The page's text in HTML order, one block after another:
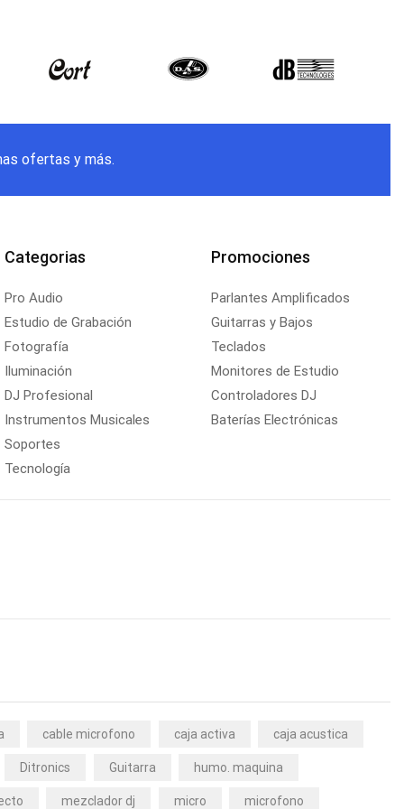
ofertas y más.
Categorias
Pro Audio
Estudio de Grabación
Fotografía
Iluminación
DJ Profesional
Instrumentos Musicales
Soportes
Tecnología
Promociones
Parlantes Amplificados
Guitarras y Bajos
Teclados
Monitores de Estudio
Controladores DJ
Baterías Electrónicas
cable microfono caja activa caja acustica
Ditronics Guitarra humo. maquina
mezclador dj micro microfono